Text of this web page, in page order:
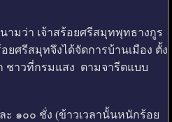
มว่า เจ้าสร้อยศรีสมุทพุทธางกูร
อยศรีสมุทจึงได้จัดการบ้านเมือง ตั้ง
ชาวที่กรมแสง ตามจารีตแบบ
๑๐๐ ชั่ง (ข้าวเวลานั้นหนักร้อย